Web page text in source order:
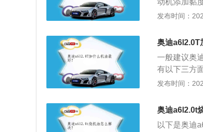
进行更彻底
甚至许多超
油的比例从
动机添加黏
机油：要经
3、注意燃
引发一些汽
发布时间：
奥迪a6l2.0T
一般建议奥
有以下三方
的自洁性比
区，建议选
发布时间：
奥迪a6l2.0t
以下是奥迪